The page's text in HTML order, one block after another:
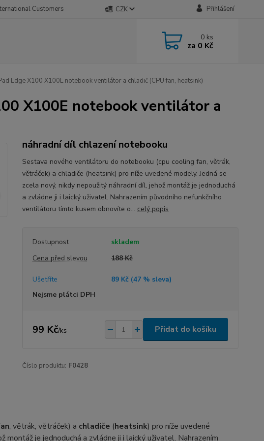
Customers CZK Přihlášení
0 ks
za 0 Kč
Edge X100 X100E notebook ventilátor a chladič (CPU fan, heatsink)
X100E notebook ventilátor a
náhradní díl chlazení notebooku
Sestava nového ventilátoru do notebooku (cpu cooling fan, větrák,
větráček) a chladiče (heatsink) pro níže uvedené modely. Jedná se
zcela nový, nikdy nepoužitý náhradní díl, jehož montáž je jednoduchá
a zvládne ji i laický uživatel. Nahrazením původního nefunkčního
ventilátoru tímto kusem obnovíte o... celý popis
Dostupnost
skladem
Cena před slevou
188 Kč
Ušetříte 89 Kč (47% sleva)
Nejsme plátci DPH
99 Kč/ks Přidat do košíku
Číslo produktu: F0428
, větrák, větráček) a chladiče (heatsink) pro níže uvedené
montáž je jednoduchá a zvládne ji i laický uživatel. Nahrazením